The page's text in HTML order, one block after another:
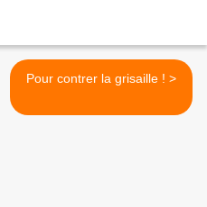
Pour contrer la grisaille ! >